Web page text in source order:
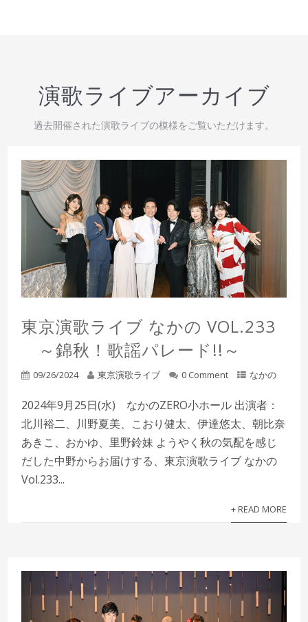
演歌ライブアーカイブ
過去開催された演歌ライブの模様をご覧いただけます。
東京演歌ライブ なかの VOL.233
～錦秋！歌謡パレード!!～
09/26/2024 東京演歌ライブ 0 Comment なかの
2024年9月25日(水) なかのZERO小ホール 出演者：
北川裕二、川野夏美、こおり健太、伊達悠太、朝比奈
あきこ、おかゆ、里野鈴妹 ようやく秋の気配を感じ
だした中野からお届けする、東京演歌ライブ なかの
Vol.233...
+ READ MORE